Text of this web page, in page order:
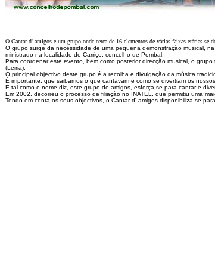
O Cantar d' amigos e um grupo onde cerca de 16 elementos de várias faixas etárias se
O grupo surge da necessidade de uma pequena demonstração musical,
ministrado na localidade de Carriço, concelho de Pombal.
Para coordenar este evento, bem como posterior direcção musical, o
(Leiria).
O principal objectivo deste grupo é a recolha e divulgação da música
É importante, que saibamos o que cantavam e como se divertiam os
E tal como o nome diz, este grupo de amigos, esforça-se para cantar e
Em 2002, decorreu o processo de filiação no INATEL, que permitiu uma
Tendo em conta os seus objectivos, o Cantar d' amigos disponibiliza-se